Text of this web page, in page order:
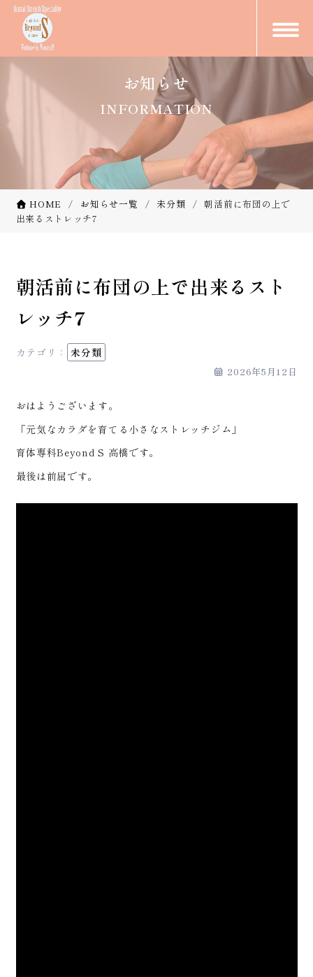
INFORMATION
お知らせ
HOME お知らせ一覧 未分類
朝活前に布団の上で
出来るストレッチ7
朝活前に布団の上で出来るスト
レッチ7
カテゴリ： 未分類
2026年5月12日
おはようございます。
「元気なカラダを育てる小さなストレッチジム」
育体専科Beyond S 高橋です。
最後は前屈です。